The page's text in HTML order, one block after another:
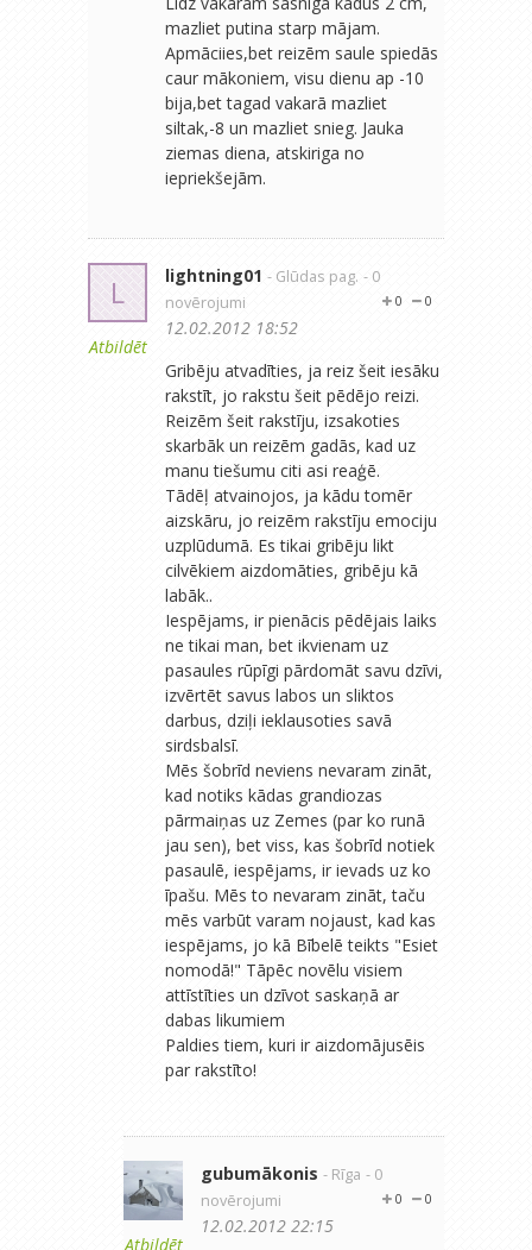
mazliet putina starp mājam.
Apmāciies,bet reizēm saule spiedās
caur mākoniem, visu dienu ap -10
bija,bet tagad vakarā mazliet
siltak,-8 un mazliet snieg. Jauka
ziemas diena, atskiriga no
iepriekšejām.
L
Atbildēt
lightning01 - Glūdas pag. - 0
novērojumi
0
0
12.02.2012 18:52
Gribēju atvadīties, ja reiz šeit iesāku
rakstīt, jo rakstu šeit pēdējo reizi.
Reizēm šeit rakstīju, izsakoties
skarbāk un reizēm gadās, kad uz
manu tiešumu citi asi reaģē.
Tādēļ atvainojos, ja kādu tomēr
aizskāru, jo reizēm rakstīju emociju
uzplūdumā. Es tikai gribēju likt
cilvēkiem aizdomāties, gribēju kā
labāk..
Iespējams, ir pienācis pēdējais laiks
ne tikai man, bet ikvienam uz
pasaules rūpīgi pārdomāt savu dzīvi,
izvērtēt savus labos un sliktos
darbus, dziļi ieklausoties savā
sirdsbalsī.
Mēs šobrīd neviens nevaram zināt,
kad notiks kādas grandiozas
pārmaiņas uz Zemes (par ko runā
jau sen), bet viss, kas šobrīd notiek
pasaulē, iespējams, ir ievads uz ko
īpašu. Mēs to nevaram zināt, taču
mēs varbūt varam nojaust, kad kas
iespējams, jo kā Bībelē teikts "Esiet
nomodā!" Tāpēc novēlu visiem
attīstīties un dzīvot saskaņā ar
dabas likumiem
Paldies tiem, kuri ir aizdomājusēis
par rakstīto!
Atbildēt
gubumākonis - Rīga - 0
novērojumi
0
0
12.02.2012 22:15